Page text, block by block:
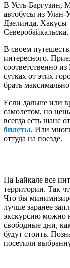
В Усть-Баргузин,
автобусы из
Дзелинда, Хакусы
Северобайкальска.
В своем
интересного.
соответственно
сутках от этих
брать
Если дальше или
самолетом, но
всегда есть шанс
билеты. Или
оттуда на поезде.
На Байкале все
территории. Так
Что бы
лучше заранее
экскурсию можно
свободные дни,
будут стоить.
посетили